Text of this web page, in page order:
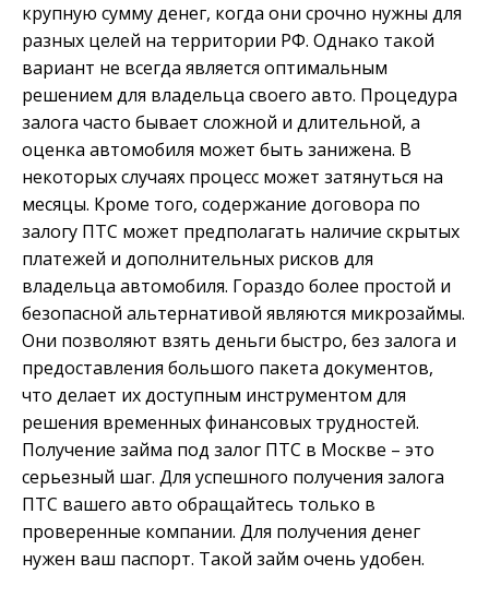
крупную сумму денег, когда они срочно нужны для
разных целей на территории РФ. Однако такой
вариант не всегда является оптимальным
решением для владельца своего авто. Процедура
залога часто бывает сложной и длительной, а
оценка автомобиля может быть занижена. В
некоторых случаях процесс может затянуться на
месяцы. Кроме того, содержание договора по
залогу ПТС может предполагать наличие скрытых
платежей и дополнительных рисков для
владельца автомобиля. Гораздо более простой и
безопасной альтернативой являются микрозаймы.
Они позволяют взять деньги быстро, без залога и
предоставления большого пакета документов,
что делает их доступным инструментом для
решения временных финансовых трудностей.
Получение займа под залог ПТС в Москве – это
серьезный шаг. Для успешного получения залога
ПТС вашего авто обращайтесь только в
проверенные компании. Для получения денег
нужен ваш паспорт. Такой займ очень удобен.